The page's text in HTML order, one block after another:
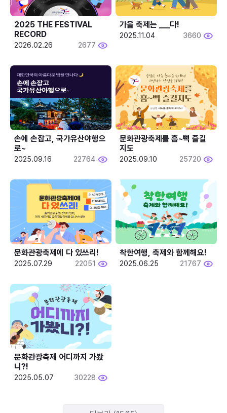
2025 THE FESTIVAL
RECORD
2026.02.26 2677
2025.11.04 3660
손에 손잡고, 국가유산야행으
로~
2025.09.16 22764
문화관광축제를 흠~뻑 즐길
지도
2025.09.10 25720
문화관광축제에 다 있쓰리!
2025.07.29 22051
착한여행, 축제와 함께해요!
2025.06.25 21767
문화관광축제 어디까지 가봤
니?!
2025.05.07 30228